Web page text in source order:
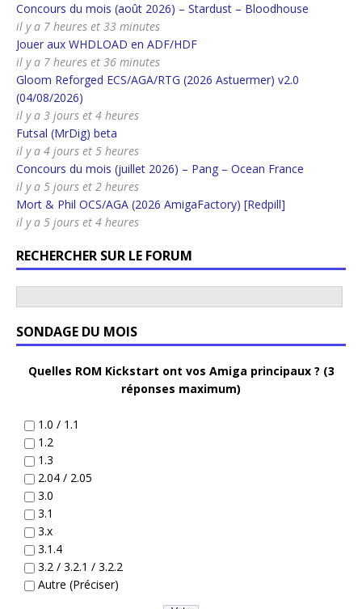
Concours du mois (août 2026) – Stardust – Bloodhouse
il y a 7 heures et 33 minutes
Jouer aux WHDLOAD en ADF/HDF
il y a 7 heures et 36 minutes
Gloom Reforged ECS/AGA/RTG (2026 Astuermer) v2.0
(04/08/2026)
il y a 3 jours et 4 heures
Futsal (MrDig) beta
il y a 4 jours et 5 heures
Concours du mois (juillet 2026) – Pang – Ocean France
il y a 5 jours et 2 heures
Mort & Phil OCS/AGA (2026 AmigaFactory) [Redpill]
il y a 5 jours et 4 heures
RECHERCHER SUR LE FORUM
SONDAGE DU MOIS
Quelles ROM Kickstart ont vos Amiga principaux ? (3
réponses maximum)
1.0 / 1.1
1.2
1.3
2.04 / 2.05
3.0
3.1
3.x
3.1.4
3.2 / 3.2.1 / 3.2.2
Autre (Préciser)